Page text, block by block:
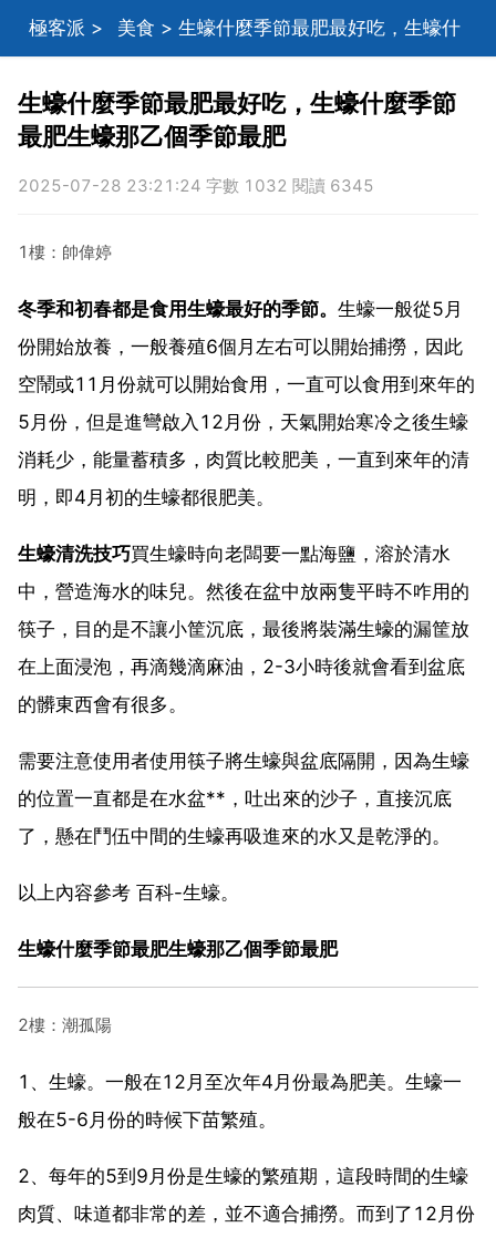
極客派 > 美食 > 生蠔什麼季節最肥最好吃，生蠔什
麼季節最肥生蠔那乙個季節最肥
生蠔什麼季節最肥最好吃，生蠔什麼季節
最肥生蠔那乙個季節最肥
2025-07-28 23:21:24 字數 1032 閱讀 6345
1樓：帥偉婷
冬季和初春都是食用生蠔最好的季節。 生蠔一般從5月
份開始放養，一般養殖6個月左右可以開始捕撈，因此
空鬧或11月份就可以開始食用，一直可以食用到來年的
5月份，但是進彎啟入12月份，天氣開始寒冷之後生蠔
消耗少，能量蓄積多，肉質比較肥美，一直到來年的清
明，即4月初的生蠔都很肥美。
生蠔清洗技巧買生蠔時向老闆要一點海鹽，溶於清水
中，營造海水的味兒。然後在盆中放兩隻平時不咋用的
筷子，目的是不讓小筐沉底，最後將裝滿生蠔的漏筐放
在上面浸泡，再滴幾滴麻油，2-3小時後就會看到盆底
的髒東西會有很多。
需要注意使用者使用筷子將生蠔與盆底隔開，因為生蠔
的位置一直都是在水盆**，吐出來的沙子，直接沉底
了，懸在鬥伍中間的生蠔再吸進來的水又是乾淨的。
以上內容參考 百科-生蠔。
生蠔什麼季節最肥生蠔那乙個季節最肥
2樓：潮孤陽
1、生蠔。一般在12月至次年4月份最為肥美。生蠔一
般在5-6月份的時候下苗繁殖。
2、每年的5到9月份是生蠔的繁殖期，這段時間的生蠔
肉質、味道都非常的差，並不適合捕撈。而到了12月份